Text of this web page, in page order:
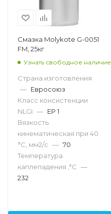
Смазка Molykote G-0051
FM, 25кг
Узнать свободное наличие
Страна изготовления
— Евросоюз
Класс консистенции
NLGI — EP 1
Вязкость
кинематическая при 40
°С, мм2/с — 70
Температура
каплепадения ,°C —
232